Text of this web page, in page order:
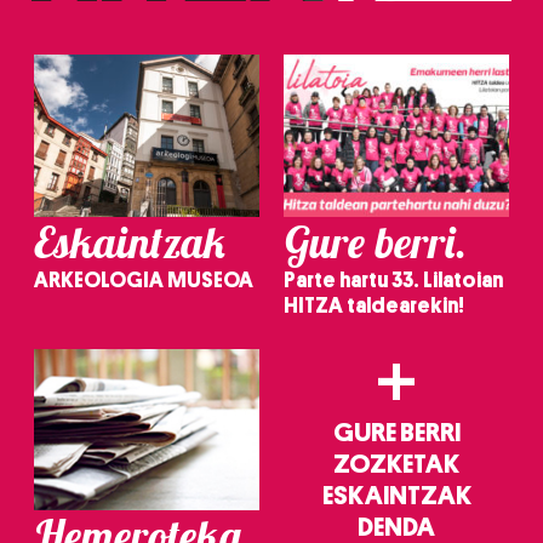
Eskaintzak
ARKEOLOGIA MUSEOA
Gure berri.
Parte hartu 33. Lilatoian
HITZA taldearekin!
+
GURE BERRI
ZOZKETAK
ESKAINTZAK
DENDA